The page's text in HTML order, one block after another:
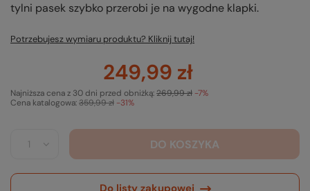
tylni pasek szybko przerobi je na wygodne klapki.
Potrzebujesz wymiaru produktu? Kliknij tutaj!
249,99 zł
Cena katalogowa:359,99 zł -31%
Najniższa cena z 30 dni przed obniżką:269,99 zł -7%
DO KOSZYKA
Do listy zakupowej